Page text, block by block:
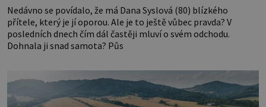
Nedávno se povídalo, že má Dana Syslová (80) blízkého
přítele, který je jí oporou. Ale je to ještě vůbec pravda? V
posledních dnech čím dál častěji mluví o svém odchodu.
Dohnala ji snad samota? Půs